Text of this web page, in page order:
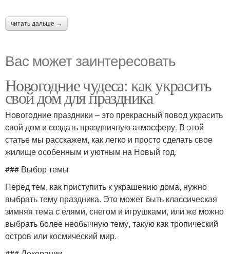
читать дальше →
Вас может заинтересовать
Новогодние чудеса: как украсить
свой дом для праздника
Новогодние праздники – это прекрасный повод украсить
свой дом и создать праздничную атмосферу. В этой
статье мы расскажем, как легко и просто сделать свое
жилище особенным и уютным на Новый год.
### Выбор темы
Перед тем, как приступить к украшению дома, нужно
выбрать тему праздника. Это может быть классическая
зимняя тема с елями, снегом и игрушками, или же можно
выбрать более необычную тему, такую как тропический
остров или космический мир.